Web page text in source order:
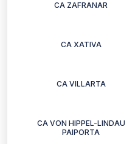
CA ZAFRANAR
CA XATIVA
CA VILLARTA
CA VON HIPPEL-LINDAU
PAIPORTA